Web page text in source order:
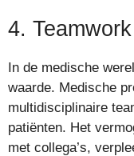
4. Teamwork
In de medische
waarde. Medische
multidisciplinaire
patiënten. Het
met collega’s,